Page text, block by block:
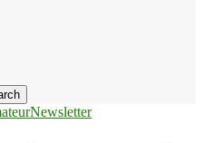
Newsletter